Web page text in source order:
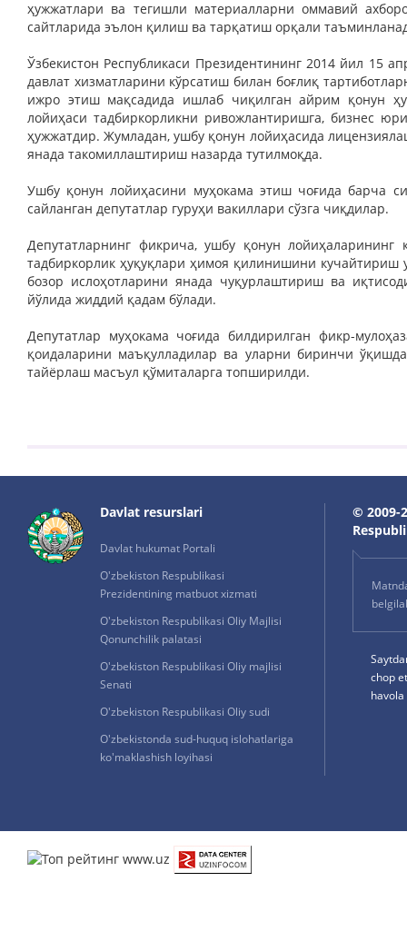
ҳужжатлари ва тегишли материалларни оммавий
сайтларида эълон қилиш ва тарқатиш орқали
Ўзбекистон Республикаси Президентининг 2014 йил 15
давлат хизматларини кўрсатиш билан боғлиқ
ижро этиш мақсадида ишлаб чиқилган айрим қонун
лойиҳаси тадбиркорликни ривожлантиришга, бизнес
ҳужжатдир. Жумладан, ушбу қонун лойиҳасида
янада такомиллаштириш назарда тутилмоқда.
Ушбу қонун лойиҳасини муҳокама этиш чоғида барча
сайланган депутатлар гуруҳи вакиллари сўзга чиқдилар.
Депутатларнинг фикрича, ушбу қонун
тадбиркорлик ҳуқуқлари ҳимоя қилинишини
бозор ислоҳотларини янада чуқурлаштириш ва
йўлида жиддий қадам бўлади.
Депутатлар муҳокама чоғида билдирилган фикр-
қоидаларини маъқулладилар ва уларни биринчи
тайёрлаш масъул қўмиталарга топширилди.
Davlat resurslari
Davlat hukumat Portali
O'zbekiston Respublikasi
Prezidentining matbuot xizmati
O'zbekiston Respublikasi Oliy Majlisi
Qonunchilik palatasi
O'zbekiston Respublikasi Oliy majlisi
Senati
O'zbekiston Respublikasi Oliy sudi
O'zbekistonda sud-huquq islohatlariga
ko'maklashish loyihasi
© 2009-
chop